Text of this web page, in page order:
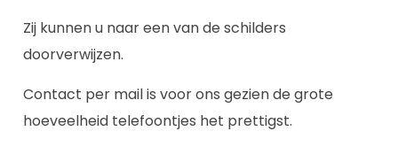
Zij kunnen u naar een van de schilders
doorverwijzen.
Contact per mail is voor ons gezien de grote
hoeveelheid telefoontjes het prettigst.